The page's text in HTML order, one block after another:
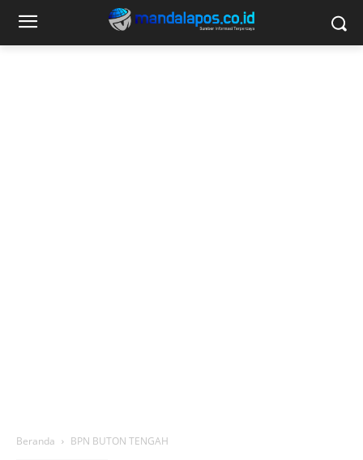
Beranda BPN BUTON TENGAH